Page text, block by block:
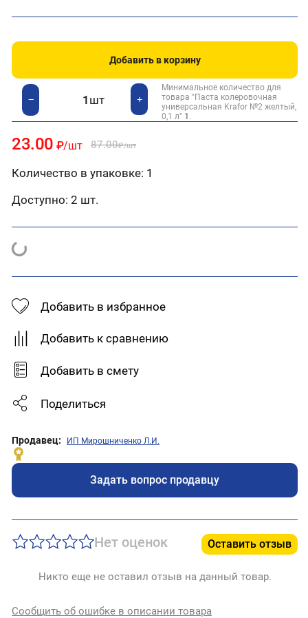
Добавить в корзину
+
шт
−
Минимальное количество для
товара "Паста колеровочная
универсальная Krafor №2 желтый,
0,1 л" 1 .
23.00 ₽/шт 87.00₽/шт
Количество в упаковке: 1
Доступно: 2 шт.
Добавить в избранное
Добавить к сравнению
Добавить в смету
Поделиться
Продавец: ИП Мирошниченко Л.И.
Задать вопрос продавцу
Нет оценок Оставить отзыв
Никто еще не оставил отзыв на данный товар.
Сообщить об ошибке в описании товара